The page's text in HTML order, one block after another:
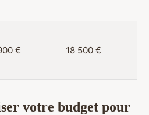
€ 18 500 €
votre budget pour